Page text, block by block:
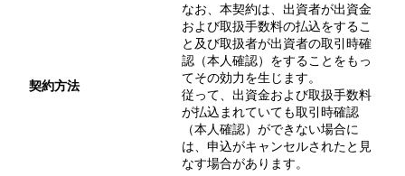
契約方法
なお、本契約は、出資者が出資金
および取扱手数料の払込をするこ
と及び取扱者が出資者の取引時確
認（本人確認）をすることをもっ
てその効力を生じます。
従って、出資金および取扱手数料
が払込まれていても取引時確認
（本人確認）ができない場合に
は、申込がキャンセルされたと見
なす場合があります。